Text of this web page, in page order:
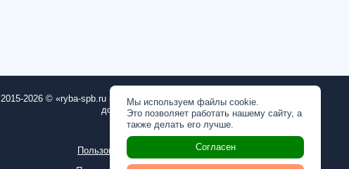
2015-2026 © «ryba-spb.ru - рыба, морепродукты с
доставкой на дом в СПб»
ОГРН: 1167847253804
Пользовательское соглашение
Мы используем файлы cookie.
Это позволяет работать нашему сайту, а
также делать его лучше.
Согласен